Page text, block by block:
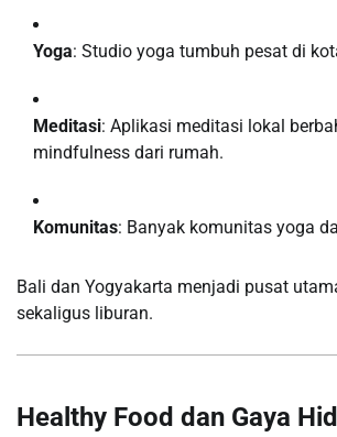
Yoga: Studio yoga tumbuh pesat di
Meditasi: Aplikasi meditasi lokal
mindfulness dari rumah.
Komunitas: Banyak komunitas yoga
Bali dan Yogyakarta menjadi pusat
sekaligus liburan.
Healthy Food dan Gaya